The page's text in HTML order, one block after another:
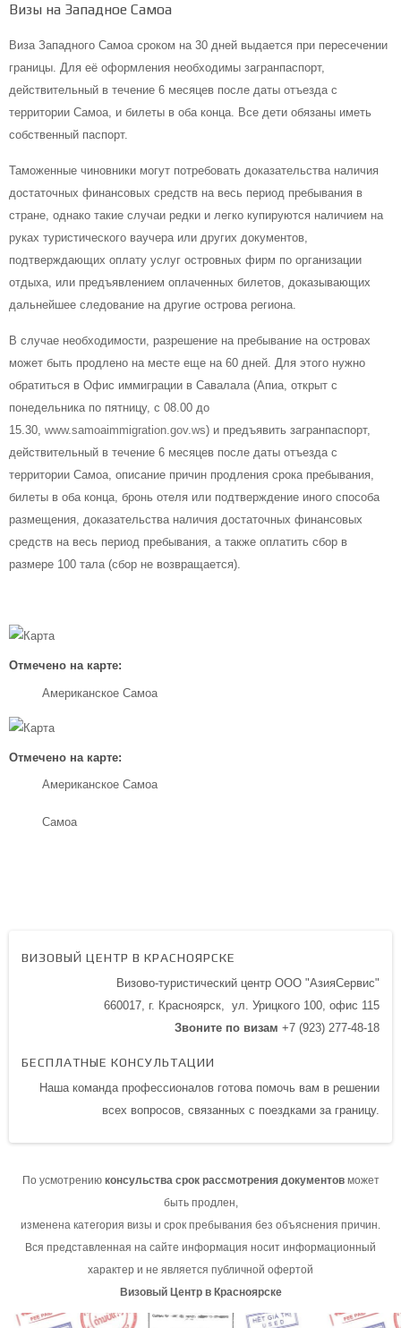
Визы на Западное Самоа
Виза Западного Самоа сроком на 30 дней выдается при пересечении
границы. Для её оформления необходимы загранпаспорт,
действительный в течение 6 месяцев после даты отъезда с
территории Самоа, и билеты в оба конца. Все дети обязаны иметь
собственный паспорт.
Таможенные чиновники могут потребовать доказательства наличия
достаточных финансовых средств на весь период пребывания в
стране, однако такие случаи редки и легко купируются наличием на
руках туристического ваучера или других документов,
подтверждающих оплату услуг островных фирм по организации
отдыха, или предъявлением оплаченных билетов, доказывающих
дальнейшее следование на другие острова региона.
В случае необходимости, разрешение на пребывание на островах
может быть продлено на месте еще на 60 дней. Для этого нужно
обратиться в Офис иммиграции в Савалала (Апиа, открыт с
понедельника по пятницу, с 08.00 до
15.30, www.samoaimmigration.gov.ws) и предъявить загранпаспорт,
действительный в течение 6 месяцев после даты отъезда с
территории Самоа, описание причин продления срока пребывания,
билеты в оба конца, бронь отеля или подтверждение иного способа
размещения, доказательства наличия достаточных финансовых
средств на весь период пребывания, а также оплатить сбор в
размере 100 тала (сбор не возвращается).
Отмечено на карте:
Американское Самоа
Отмечено на карте:
Американское Самоа
Самоа
ВИЗОВЫЙ ЦЕНТР В КРАСНОЯРСКЕ
Визово-туристический центр ООО "АзияСервис"
660017, г. Красноярск, ул. Урицкого 100, офис 115
Звоните по визам +7 (923) 277-48-18
БЕСПЛАТНЫЕ КОНСУЛЬТАЦИИ
Наша команда профессионалов готова помочь вам в решении
всех вопросов, связанных с поездками за границу.
По усмотрению консульства срок рассмотрения документовможет
быть продлен,
изменена категория визы и срок пребывания без объяснения причин.
Вся представленная на сайте информация носит информационный
характер и не является публичной офертой
Визовый Центр в Красноярске